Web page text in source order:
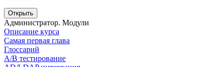
Открыть
Администратор. Модули
Описание курса
Самая первая глава
Глоссарий
A/B тестирование